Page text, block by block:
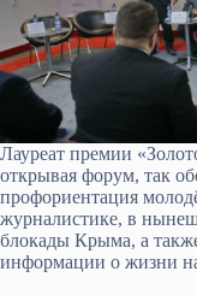
Лауреат премии
открывая форум, так
профориентация
журналистике, в
блокады Крыма, а
информации о жизни